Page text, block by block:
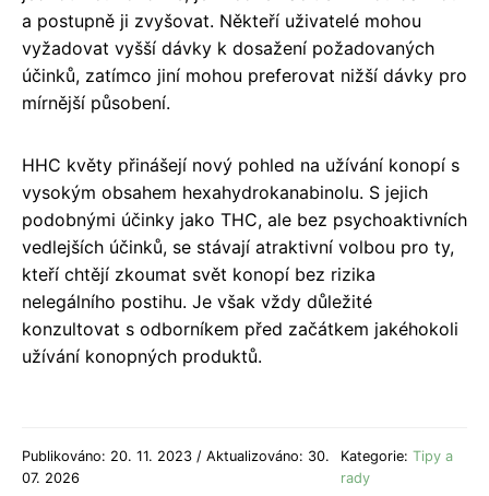
a postupně ji zvyšovat. Někteří uživatelé mohou
vyžadovat vyšší dávky k dosažení požadovaných
účinků, zatímco jiní mohou preferovat nižší dávky pro
mírnější působení.
HHC květy přinášejí nový pohled na užívání konopí s
vysokým obsahem hexahydrokanabinolu. S jejich
podobnými účinky jako THC, ale bez psychoaktivních
vedlejších účinků, se stávají atraktivní volbou pro ty,
kteří chtějí zkoumat svět konopí bez rizika
nelegálního postihu. Je však vždy důležité
konzultovat s odborníkem před začátkem jakéhokoli
užívání konopných produktů.
Publikováno: 20. 11. 2023 / Aktualizováno: 30.
07. 2026
Kategorie:Tipy a
rady